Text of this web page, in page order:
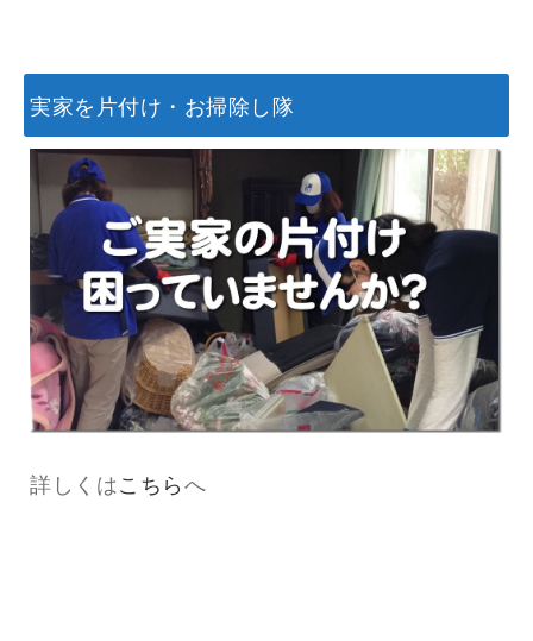
実家を片付け・お掃除し隊
詳しくはこちらへ